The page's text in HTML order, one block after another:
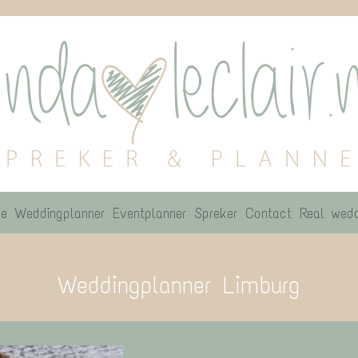
Weddingplanner Eventplanner Spreker Contact Real
Weddingplanner Limburg